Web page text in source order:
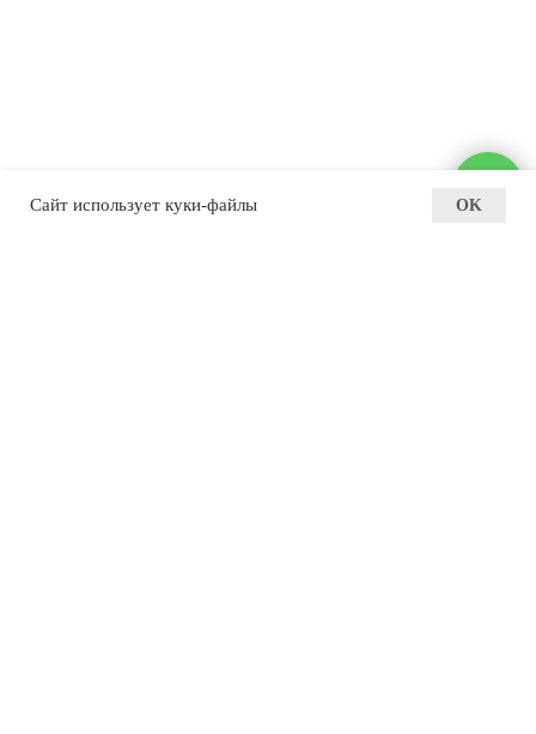
Сайт использует куки-файлы OK